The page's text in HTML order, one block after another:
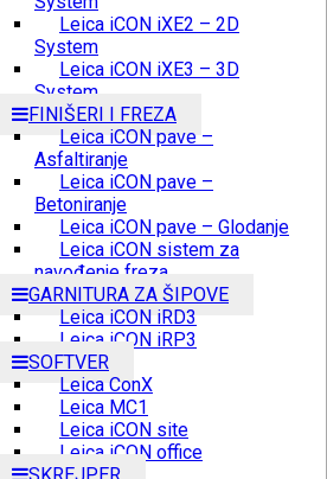
Leica iCON iXE2 – 2D
System
Leica iCON iXE3 – 3D
System
FINIŠERI I FREZA
Leica iCON pave –
Asfaltiranje
Leica iCON pave –
Betoniranje
Leica iCON pave – Glodanje
Leica iCON sistem za
navođenje freza
GARNITURA ZA ŠIPOVE
Leica iCON iRD3
Leica iCON iRP3
SOFTVER
Leica ConX
Leica MC1
Leica iCON site
Leica iCON office